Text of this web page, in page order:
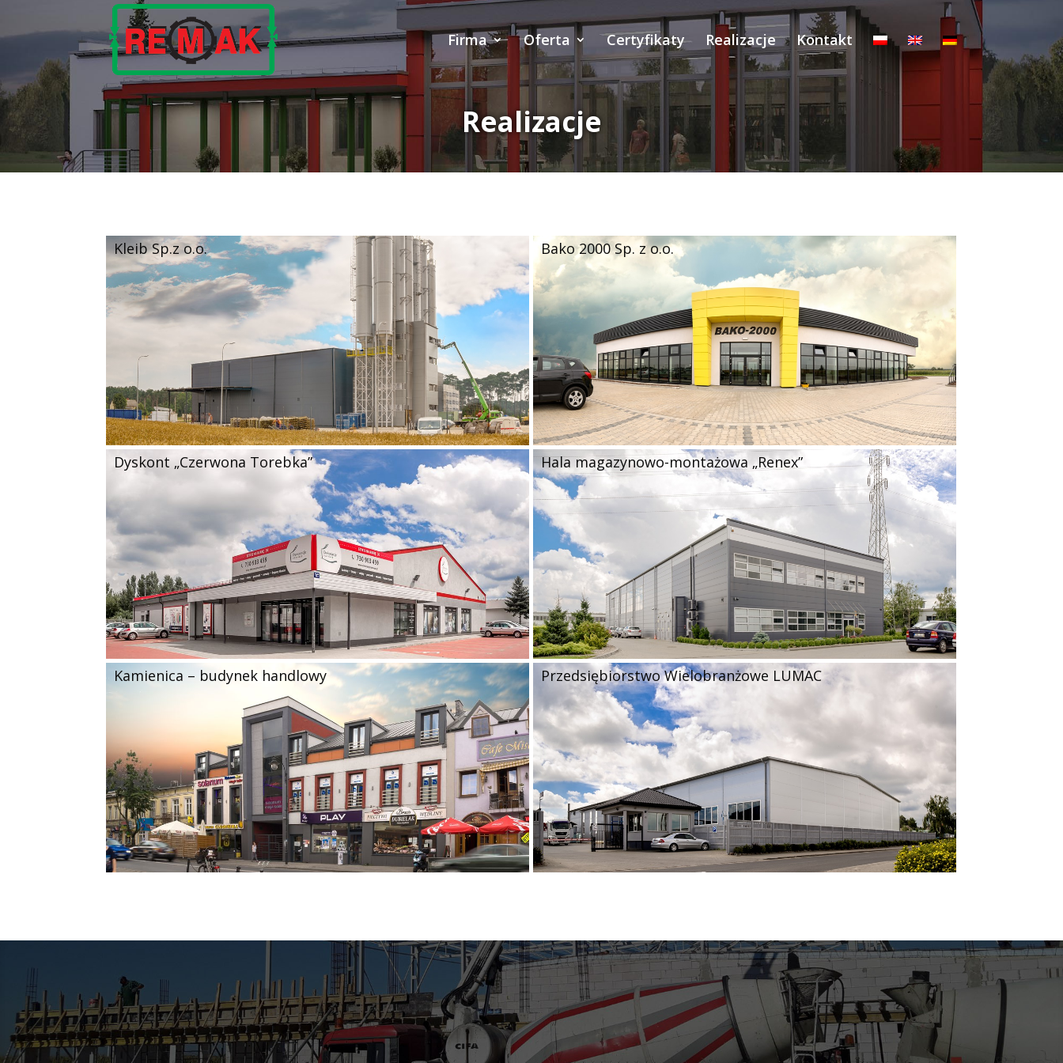
Firma Oferta Certyfikaty Realizacje Kontakt
Realizacje
Kleib Sp.z o.o. Bako 2000 Sp. z o.o.
Dyskont „Czerwona Torebka” Hala magazynowo-montażowa „Renex”
Kamienica – budynek handlowy Przedsiębiorstwo Wielobranżowe LUMAC